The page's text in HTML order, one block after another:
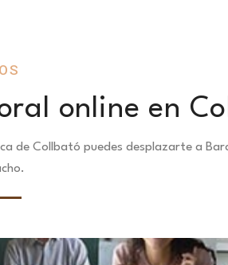
online en
de Collbató puedes desplazarte a